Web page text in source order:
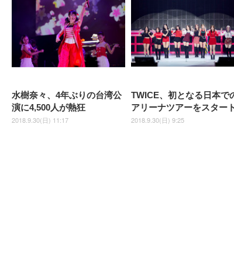
水樹奈々、4年ぶりの台湾公
演に4,500人が熱狂
2018.9.30(日) 11:17
TWICE、初となる日本で
アリーナツアーをスター
2018.9.30(日) 9:25